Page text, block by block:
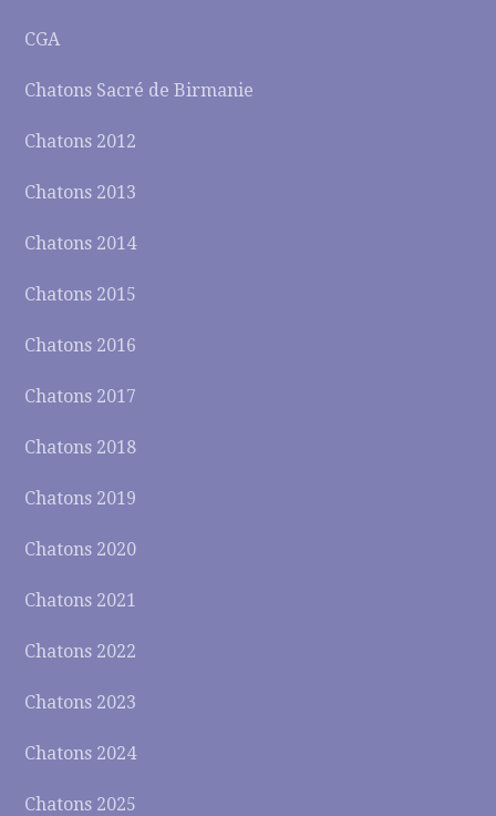
CGA
Chatons Sacré de Birmanie
Chatons 2012
Chatons 2013
Chatons 2014
Chatons 2015
Chatons 2016
Chatons 2017
Chatons 2018
Chatons 2019
Chatons 2020
Chatons 2021
Chatons 2022
Chatons 2023
Chatons 2024
Chatons 2025